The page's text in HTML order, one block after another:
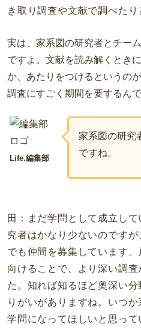
き取り調査や文献で調べたり
実は、家系図の研究者とチー
ですよ。文献を読み解くとき
か、あたりをつけるというの
調査にすごく期間を要するんで
Life.編集部
家系図の研究
ですね。
田：まだ学問として成立し
究者はかなり少ないのです
でも仲間を募集しています
向けることで、より深い調
た。知れば知るほど奥深い
りがいがありますね。いつ
学問になってほしいと思って